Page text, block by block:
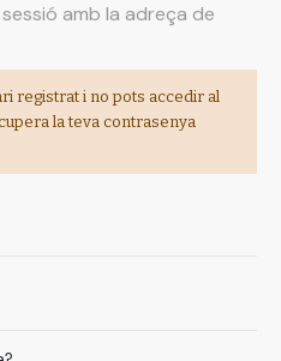
amb la adreça de
registrat i no pots accedir al
la teva contrasenya